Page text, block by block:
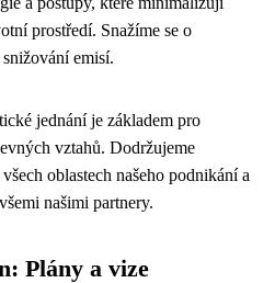
prostředí. Snažíme se o
emisí.
jednání je základem pro
vztahů. Dodržujeme
oblastech našeho podnikání a
našimi partnery.
Plány a vize